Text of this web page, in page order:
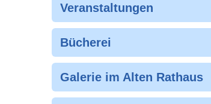
Veranstaltungen
Bücherei
Galerie im Alten Rathaus